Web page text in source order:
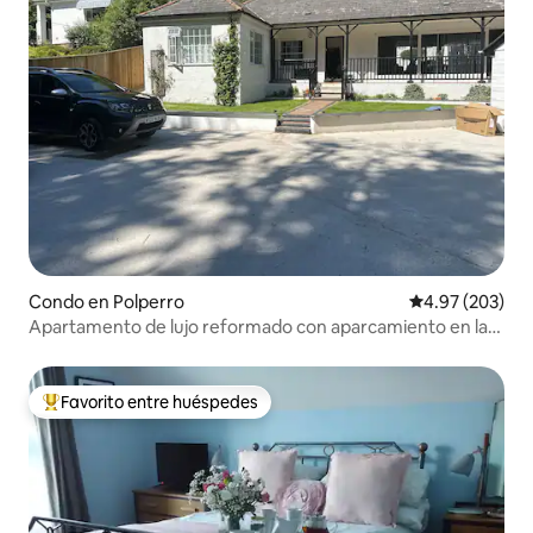
Condo en Polperro Calificación
4.97 (203)
Apartamento de lujo reformado con aparcamiento en las
Favorito entre huéspedes preferido
Favorito entre huéspedes